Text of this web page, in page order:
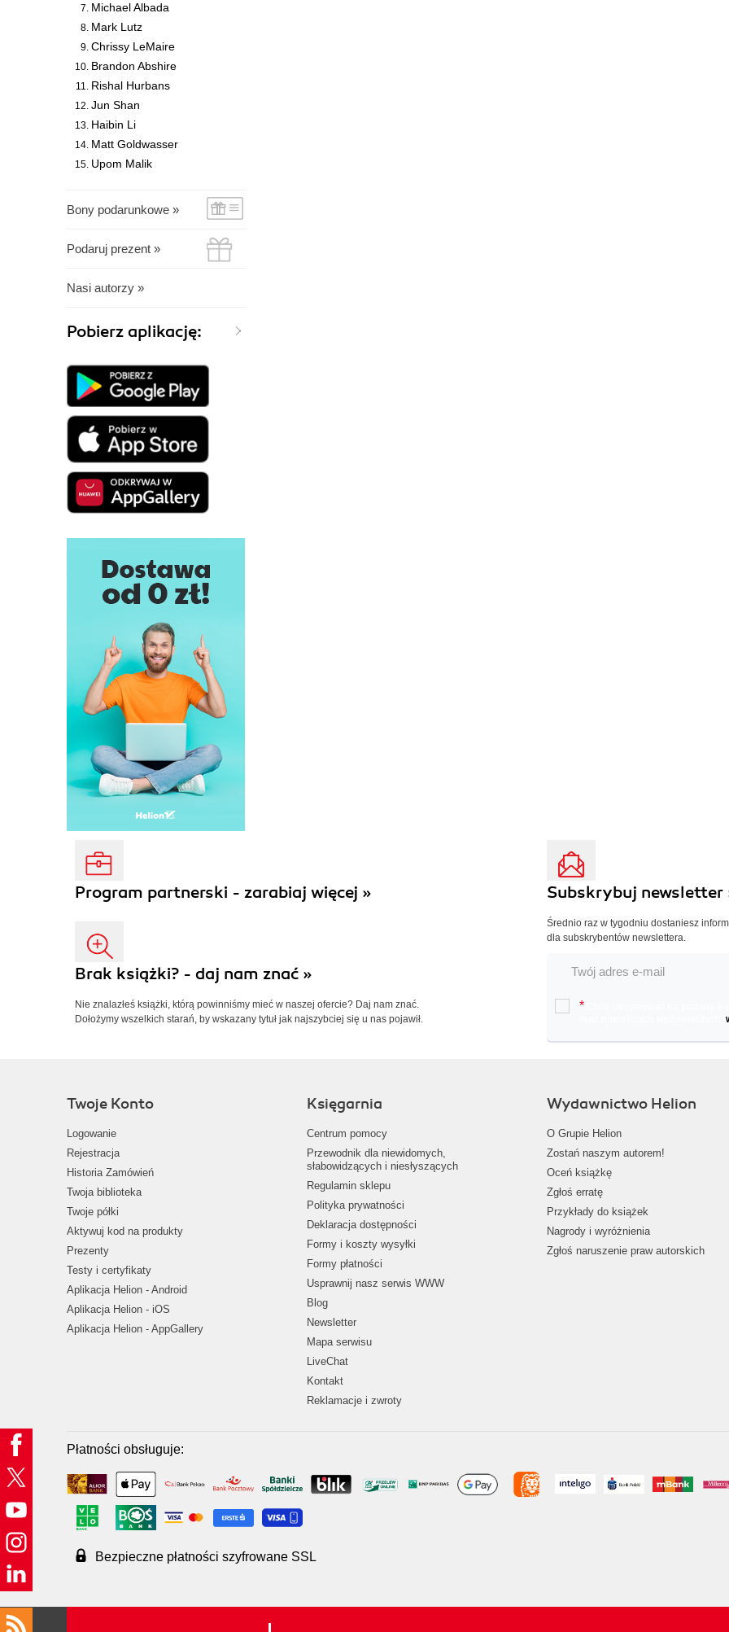
Michael Albada
Mark Lutz
Chrissy LeMaire
Brandon Abshire
Rishal Hurbans
Jun Shan
Haibin Li
Matt Goldwasser
Upom Malik
Bony podarunkowe »
Podaruj prezent »
Nasi autorzy »
Pobierz aplikację:
Program partnerski - zarabiaj więcej »
Brak książki? - daj nam znać »
Nie znalazłeś książki, którą powinniśmy mieć w naszej ofercie? Daj nam znać.
Dołożymy wszelkich starań, by wskazany tytuł jak najszybciej się u nas pojawił.
Subskrybuj newsletter
Średnio raz w tygodniu dostaniesz
dla subskrybentów newslettera.
*
Twoje Konto
Logowanie
Rejestracja
Historia Zamówień
Twoja biblioteka
Twoje półki
Aktywuj kod na produkty
Prezenty
Testy i certyfikaty
Aplikacja Helion - Android
Aplikacja Helion - iOS
Aplikacja Helion - AppGallery
Księgarnia
Centrum pomocy
Przewodnik dla niewidomych,
słabowidzących i niesłyszących
Regulamin sklepu
Polityka prywatności
Deklaracja dostępności
Formy i koszty wysyłki
Formy płatności
Usprawnij nasz serwis WWW
Blog
Newsletter
Mapa serwisu
LiveChat
Kontakt
Reklamacje i zwroty
Wydawnictwo Helion
O Grupie Helion
Zostań naszym autorem!
Oceń książkę
Zgłoś erratę
Przykłady do książek
Nagrody i wyróżnienia
Zgłoś naruszenie praw autorskich
Płatności obsługuje:
Bezpieczne płatności szyfrowane SSL